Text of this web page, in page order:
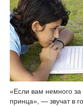
«Если вам немного
принца», — звучат в